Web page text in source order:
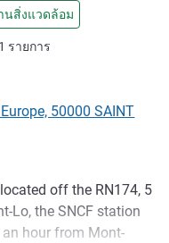
นสิ่งแวดล้อม
น ALL)
รายการ
50000 SAINT
off the RN174, 5
Lo, the SNCF station
hour from Mont-